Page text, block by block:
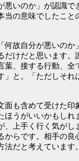
いのか」が認識で
当の意味でしたこと
故自分が悪いのか
だけだと思います。
、接する行動、全
」と。「ただしそ
も含めて受けた印
ほうがいいかもしれ
、上手く行く気が
からです。相手の
だと考えています。